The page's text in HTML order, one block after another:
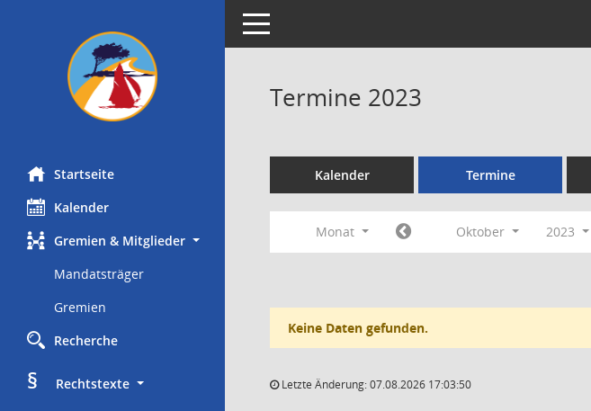
Startseite
Kalender
Gremien & Mitglieder
Mandatsträger
Gremien
Recherche
§
     Rechtstexte
Toggle navigation
Termine 2023
Kalender Termine
Monat Oktober 2023
Keine Daten gefunden.
Letzte Änderung: 07.08.2026 17:03:50